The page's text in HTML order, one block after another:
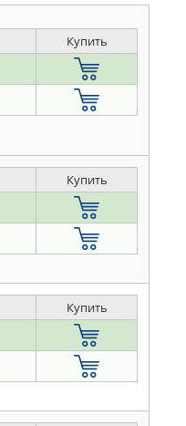
Купить
Купить
Купить